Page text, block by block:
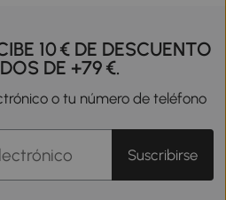
10 € DE DESCUENTO
DE +79 €.
o tu número de teléfono
Suscribirse